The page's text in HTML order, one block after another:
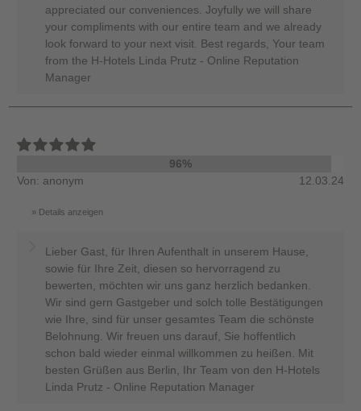
appreciated our conveniences. Joyfully we will share
your compliments with our entire team and we already
look forward to your next visit. Best regards, Your team
from the H-Hotels Linda Prutz - Online Reputation
Manager
96%
Von: anonym
12.03.24
Details anzeigen
Lieber Gast, für Ihren Aufenthalt in unserem Hause,
sowie für Ihre Zeit, diesen so hervorragend zu
bewerten, möchten wir uns ganz herzlich bedanken.
Wir sind gern Gastgeber und solch tolle Bestätigungen
wie Ihre, sind für unser gesamtes Team die schönste
Belohnung. Wir freuen uns darauf, Sie hoffentlich
schon bald wieder einmal willkommen zu heißen. Mit
besten Grüßen aus Berlin, Ihr Team von den H-Hotels
Linda Prutz - Online Reputation Manager